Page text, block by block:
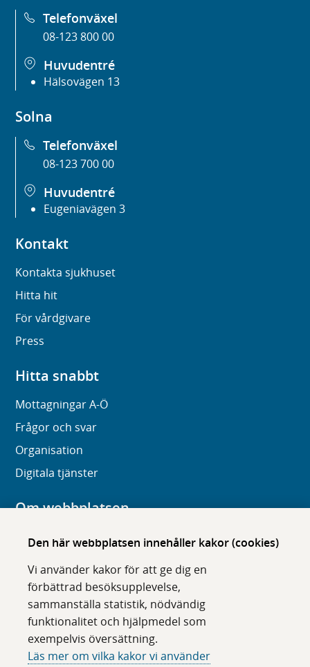
Den här webbplatsen innehåller kakor (cookies)
Vi använder kakor för att ge dig en
förbättrad besöksupplevelse,
sammanställa statistik, nödvändig
funktionalitet och hjälpmedel som
exempelvis översättning.
Läs mer om vilka kakor vi använder
Telefonväxel
08-123 800 00
Huvudentré
Hälsovägen 13
Solna
Telefonväxel
08-123 700 00
Huvudentré
Eugeniavägen 3
Kontakt
Kontakta sjukhuset
Hitta hit
För vårdgivare
Press
Hitta snabbt
Mottagningar A-Ö
Frågor och svar
Organisation
Digitala tjänster
Om webbplatsen
Om karolinska.se
Tillgänglighet
Om cookies
Följ oss i sociala medier